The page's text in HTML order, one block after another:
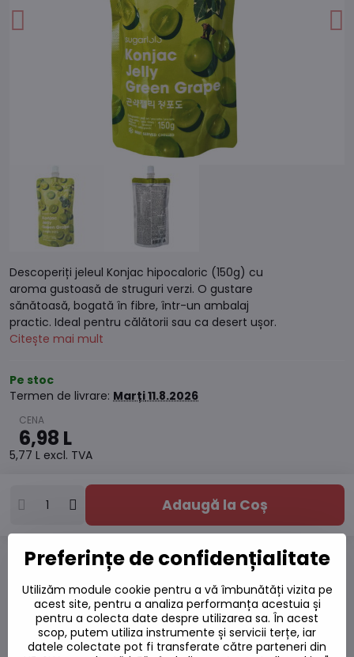
Descoperiți jeleul Konjac hipocaloric (150g) cu
aroma gustoasă de struguri verzi. O gustare
sănătoasă, bogată în fibre, într-un ambalaj
practic. Ideal pentru călătorii sau ca desert ușor.
Citește mai mult
Pe stoc
Termen de livrare: Marți11.8.2026
6,98 L
5,77 L excl. TVA
Adaugă la Coș
Adaugă la favorite
Adăugați la listă
Watchdog
Livrări
Număr depozit:S7#SK#701244#1
Preferințe de confidențialitate
Utilizăm module cookie pentru a vă îmbunătăți vizita pe
acest site, pentru a analiza performanța acestuia și
pentru a colecta date despre utilizarea sa. În acest
scop, putem utiliza instrumente și servicii terțe, iar
datele colectate pot fi transferate către parteneri din